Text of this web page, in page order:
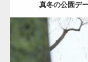
真冬の公園デ